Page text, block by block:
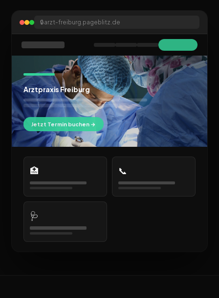
🔒arzt-freiburg.pageblitz.de
Arztpraxis Freiburg
Jetzt Termin buchen →
🏥 📞
🩺